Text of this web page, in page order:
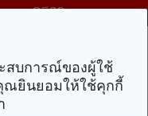
.ศ. 2569
สบการณ์ของผู้ใช้
ณยินยอมให้ใช้คุกกี้